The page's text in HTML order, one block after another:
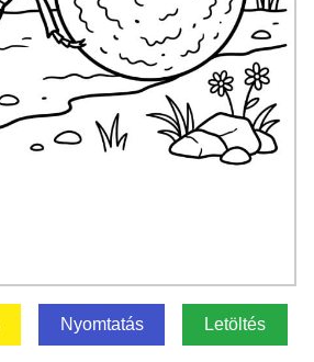
Nyomtatás Letöltés